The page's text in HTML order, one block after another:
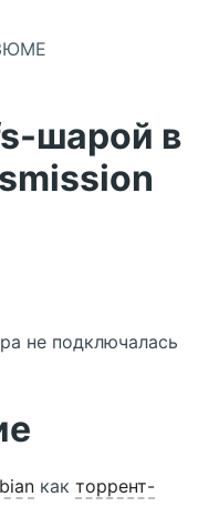
шарой в
не подключалась
как торрент-